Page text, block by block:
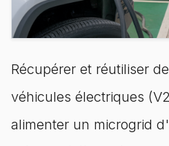
Récupérer et réutiliser
véhicules électriques
alimenter un microgrid